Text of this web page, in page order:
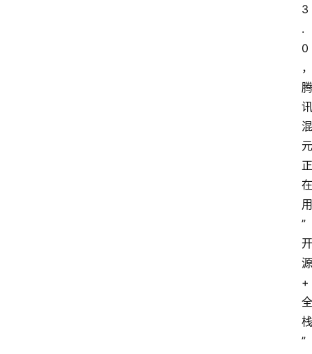
3
.
0
，
腾
讯
混
元
正
在
用
”
开
源
+
全
栈
”